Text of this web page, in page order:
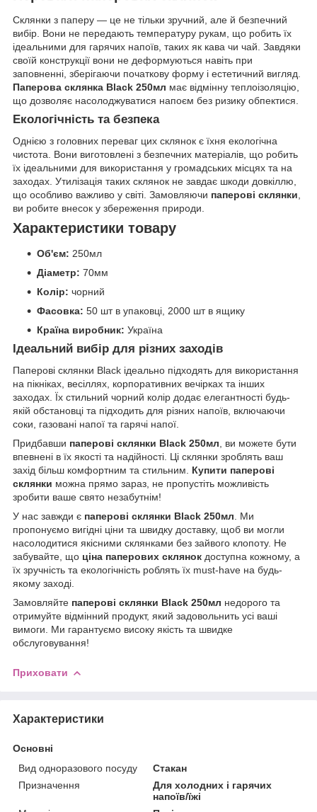
Склянки з паперу — це не тільки зручний, але й безпечний
вибір. Вони не передають температуру рукам, що робить їх
ідеальними для гарячих напоїв, таких як кава чи чай. Завдяки
своїй конструкції вони не деформуються навіть при
заповненні, зберігаючи початкову форму і естетичний вигляд.
Паперова склянка Black 250мл має відмінну теплоізоляцію,
що дозволяє насолоджуватися напоєм без ризику обпектися.
Екологічність та безпека
Однією з головних переваг цих склянок є їхня екологічна
чистота. Вони виготовлені з безпечних матеріалів, що робить
їх ідеальними для використання у громадських місцях та на
заходах. Утилізація таких склянок не завдає шкоди довкіллю,
що особливо важливо у світі. Замовляючи паперові склянки,
ви робите внесок у збереження природи.
Характеристики товару
Об'єм: 250мл
Діаметр: 70мм
Колір: чорний
Фасовка: 50 шт в упаковці, 2000 шт в ящику
Країна виробник: Україна
Ідеальний вибір для різних заходів
Паперові склянки Black ідеально підходять для використання
на пікніках, весіллях, корпоративних вечірках та інших
заходах. Їх стильний чорний колір додає елегантності будь-
якій обстановці та підходить для різних напоїв, включаючи
соки, газовані напої та гарячі напої.
Придбавши паперові склянки Black 250мл , ви можете бути
впевнені в їх якості та надійності. Ці склянки зроблять ваш
захід більш комфортним та стильним. Купити паперові
склянки можна прямо зараз, не пропустіть можливість
зробити ваше свято незабутнім!
У нас завжди є паперові склянки Black 250мл . Ми
пропонуємо вигідні ціни та швидку доставку, щоб ви могли
насолодитися якісними склянками без зайвого клопоту. Не
забувайте, що ціна паперових склянок доступна кожному, а
їх зручність та екологічність роблять їх must-have на будь-
якому заході.
Замовляйте паперові склянки Black 250мл недорого та
отримуйте відмінний продукт, який задовольнить усі ваші
вимоги. Ми гарантуємо високу якість та швидке
обслуговування!
Приховати
Характеристики
Основні
Вид одноразового посуду
Стакан
Призначення
Для холодних і гарячих
напоїв/їжі